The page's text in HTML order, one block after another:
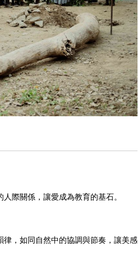
際關係，讓愛成為教育的基石。
，如同自然中的協調與節奏，讓美感